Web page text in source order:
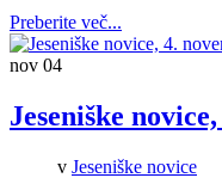
Preberite več...
nov 04
Jeseniške
v Jeseniške novice